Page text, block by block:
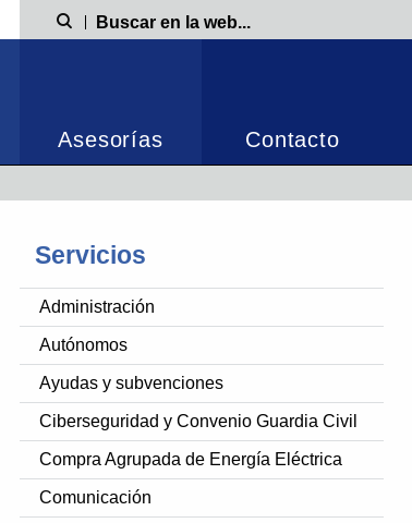
Búsqueda
Asesorías Contacto
Servicios
Administración
Autónomos
Ayudas y subvenciones
Ciberseguridad y Convenio Guardia Civil
Compra Agrupada de Energía Eléctrica
Comunicación